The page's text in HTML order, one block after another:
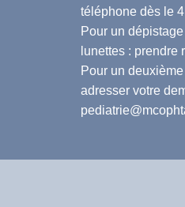
téléphone dès le
Pour un
lunettes : prendre
Pour un
adresser votre